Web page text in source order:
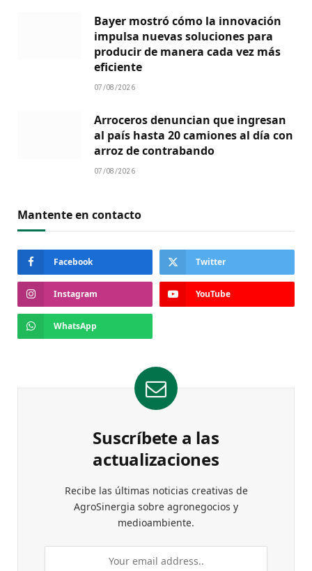
Bayer mostró cómo la innovación
impulsa nuevas soluciones para
producir de manera cada vez más
eficiente
07/08/2026
Arroceros denuncian que ingresan
al país hasta 20 camiones al día con
arroz de contrabando
07/08/2026
Mantente en contacto
Facebook Twitter
Instagram YouTube
WhatsApp
Suscríbete a las
actualizaciones
Recibe las últimas noticias creativas de
AgroSinergia sobre agronegocios y
medioambiente.